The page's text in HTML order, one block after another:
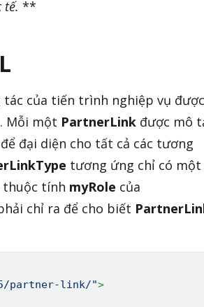
tế. **
tác của tiến trình nghiệp vụ được
. Mỗi một PartnerLink được mô
đại diện cho tất cả các tương
tương ứng chỉ có một
thuộc tính myRole của
chỉ ra để cho biết
partner-link/">